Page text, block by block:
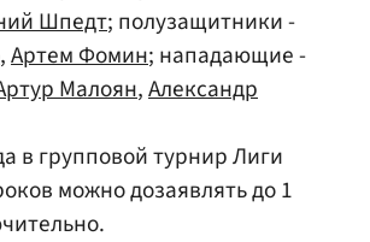
Шпедт; полузащитники -
,Артем Фомин; нападающие -
Малоян,Александр
в групповой турнир Лиги
можно дозаявлять до 1